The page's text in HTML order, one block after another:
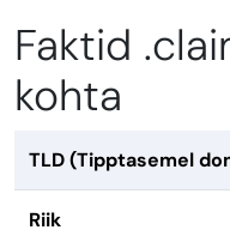
Faktid
kohta
TLD (Tipptasemel
Riik